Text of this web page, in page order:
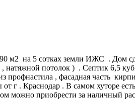
м2 на 5 сотках земли ИЖС . Дом
натяжной потолок ) . Септик 6,5
профнастила , фасадная часть
г . Краснодар . В самом хуторе
можно приобрести за наличный